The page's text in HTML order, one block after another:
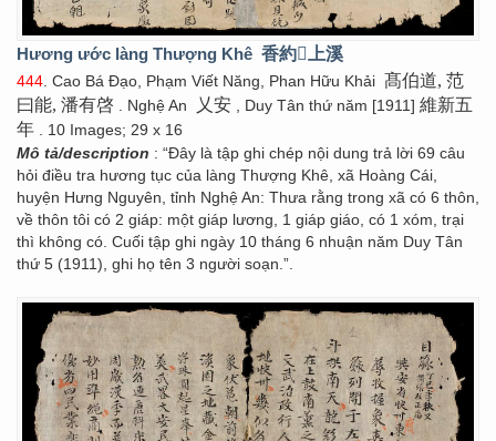
Hương ước làng Thượng Khê 香約񠆨上溪
444 . Cao Bá Đạo, Phạm Viết Năng, Phan Hữu Khải 髙伯道, 范
曰能, 潘有啓 . Nghệ An 乂安 , Duy Tân thứ năm [1911] 維新五
年 . 10 Images; 29 x 16
Mô tả/description : “Đây là tập ghi chép nội dung trả lời 69 câu
hỏi điều tra hương tục của làng Thượng Khê, xã Hoàng Cái,
huyện Hưng Nguyên, tỉnh Nghệ An: Thưa rằng trong xã có 6 thôn,
về thôn tôi có 2 giáp: một giáp lương, 1 giáp giáo, có 1 xóm, trại
thì không có. Cuối tập ghi ngày 10 tháng 6 nhuận năm Duy Tân
thứ 5 (1911), ghi họ tên 3 người soạn.”.